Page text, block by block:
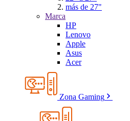
más de 27"
Marca
HP
Lenovo
Apple
Asus
Acer
Zona Gaming